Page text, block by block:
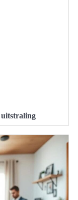
uitstraling